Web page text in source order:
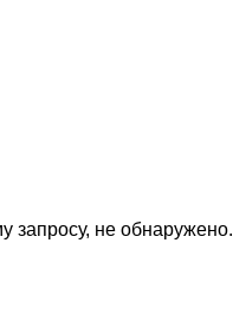
запросу, не обнаружено.